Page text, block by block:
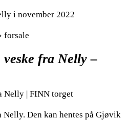
i november 2022
forsale
fra Nelly –
Nelly | FINN torget
Den kan hentes på Gjøvik